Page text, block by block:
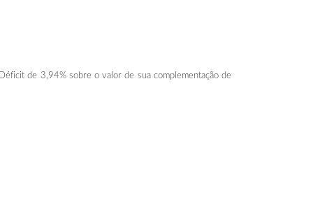
de 3,94% sobre o valor de sua complementação de